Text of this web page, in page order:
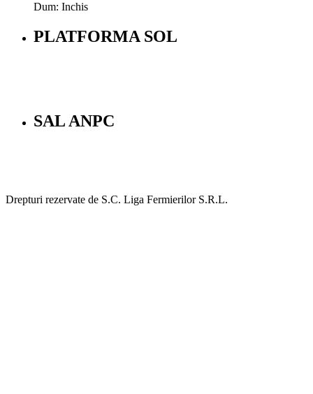
Dum: Inchis
PLATFORMA SOL
SAL ANPC
Drepturi rezervate de S.C. Liga Fermierilor S.R.L.